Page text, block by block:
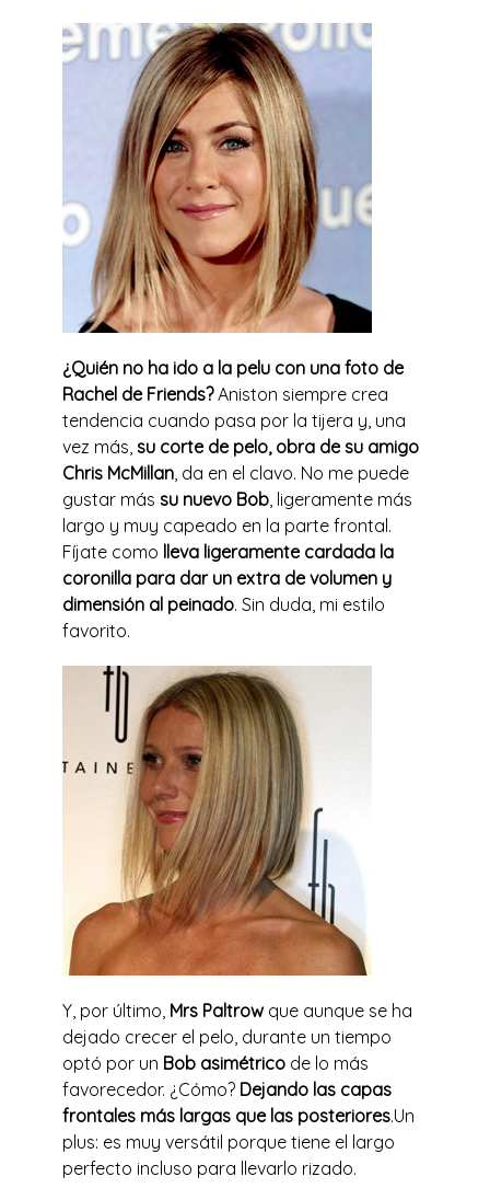
¿Quién no ha ido a la pelu con una foto de
Rachel de Friends?Aniston siempre crea
tendencia cuando pasa por la tijera y, una
vez más, su corte de pelo, obra de su amigo
Chris McMillan, da en el clavo. No me puede
gustar más su nuevo Bob, ligeramente más
largo y muy capeado en la parte frontal.
Fíjate como lleva ligeramente cardada la
coronilla para dar un extra de volumen y
dimensión al peinado. Sin duda, mi estilo
favorito.
Y, por último, Mrs Paltrow que aunque se ha
dejado crecer el pelo, durante un tiempo
optó por un Bob asimétrico de lo más
favorecedor. ¿Cómo? Dejando las capas
frontales más largas que las posteriores.Un
plus: es muy versátil porque tiene el largo
perfecto incluso para llevarlo rizado.